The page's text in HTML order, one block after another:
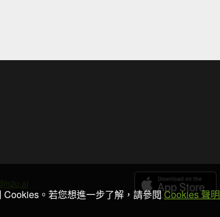
Cookies。若您想進一步了解，請參閱Cookies 聲明